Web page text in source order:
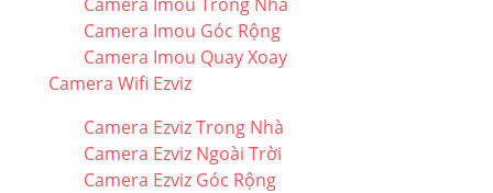
Camera Imou Góc Rộng
Camera Imou Quay Xoay
Camera Wifi Ezviz
Camera Ezviz Trong Nhà
Camera Ezviz Ngoài Trời
Camera Ezviz Góc Rộng